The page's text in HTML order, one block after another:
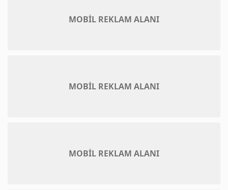
MOBİL REKLAM ALANI
MOBİL REKLAM ALANI
MOBİL REKLAM ALANI